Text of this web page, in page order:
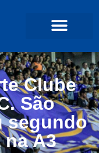
Clube
São
segundo
A3